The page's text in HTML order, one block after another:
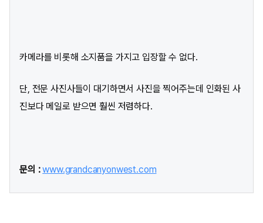
카메라를 비롯해 소지품을 가지고 입장할 수 없다.
단, 전문 사진사들이 대기하면서 사진을 찍어주는데 인화된 사
진보다 메일로 받으면 훨씬 저렴하다.
문의 :www.grandcanyonwest.com